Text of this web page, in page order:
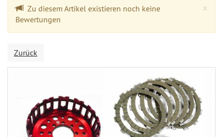
×
Zu diesem Artikel existieren noch keine
Bewertungen
Zurück